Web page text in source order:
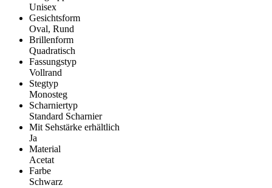
Unisex
Gesichtsform
Oval, Rund
Brillenform
Quadratisch
Fassungstyp
Vollrand
Stegtyp
Monosteg
Scharniertyp
Standard Scharnier
Mit Sehstärke erhältlich
Ja
Material
Acetat
Farbe
Schwarz